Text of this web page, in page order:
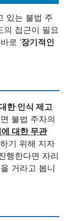
있는 불법 주
의 접근이 필요
로 ‘장기적인
한 인식 제고
불법 주차의
대한 무관
기 위해 지자
행한다면 자리
거라고 봅니